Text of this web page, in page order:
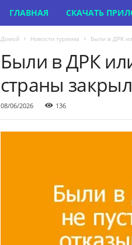
ГЛАВНАЯ СКАЧАТЬ
Домой Новости туризма Были в ДРК
Были в ДРК
страны
08/06/2026 136